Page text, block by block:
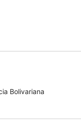
Bolivariana